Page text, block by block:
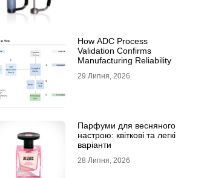
How ADC Process
Validation Confirms
Manufacturing Reliability
29 Липня, 2026
Парфуми для весняного
настрою: квіткові та легкі
варіанти
28 Липня, 2026